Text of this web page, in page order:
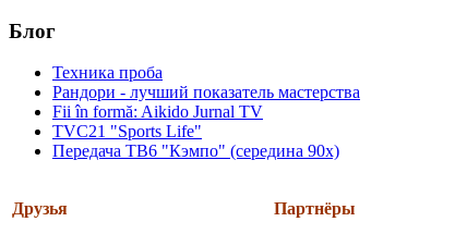
Блог
Техника проба
Рандори - лучший показатель мастерства
Fii în formă: Aikido Jurnal TV
TVC21 "Sports Life"
Передача ТВ6 "Кэмпо" (середина 90х)
Друзья Партнёры